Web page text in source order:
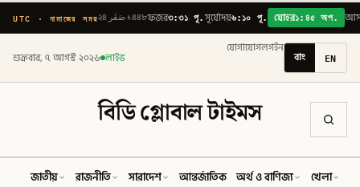
UTC · নামাজের সময় ২৪ صَفَر ১৪৪৮ফজর৩:৩১ পূ.সূর্যোদয়৬:১০ পূ. যোহর১:৪৫ অপ.
শুক্রবার, ৭ আগস্ট ২০২৬ লাইভ
যোগাযোগলগইন
বাং EN
বিডি গ্লোবাল টাইমস
জাতীয় রাজনীতি সারাদেশ আন্তর্জাতিক অর্থ ও বাণিজ্য খেলা